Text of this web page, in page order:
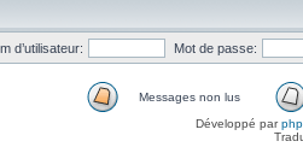
d’utilisateur: Mot de passe:
Messages non lus
Développé par